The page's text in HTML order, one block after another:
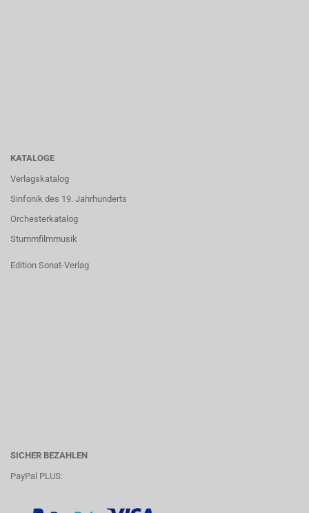
KATALOGE
Verlagskatalog
Sinfonik des 19. Jahrhunderts
Orchesterkatalog
Stummfilmmusik
Edition Sonat-Verlag
SICHER BEZAHLEN
PayPal PLUS: